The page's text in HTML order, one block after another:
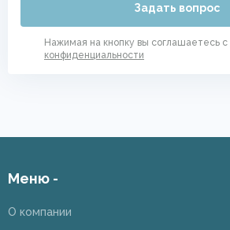
Задать вопрос
Нажимая на кнопку вы соглашаетесь с
конфиденциальности
Меню -
О компании